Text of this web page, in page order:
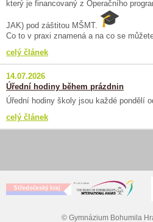
který je financovaný z Operačního
JAK) pod záštitou MŠMT.
Co to v praxi znamená a na co se
celý článek
14.07.2026
Úřední hodiny během prázdnin
Úřední hodiny školy jsou každé pondělí
celý článek
© Gymnázium Bohumila